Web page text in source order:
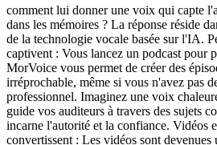
comment lui donner une voix qui capte
dans les mémoires ? La réponse réside
de la technologie vocale basée sur l'IA.
captivent : Vous lancez un podcast pour
MorVoice vous permet de créer des
irréprochable, même si vous n'avez pas
professionnel. Imaginez une voix
guide vos auditeurs à travers des sujets
incarne l'autorité et la confiance. Vidéos
convertissent : Les vidéos sont